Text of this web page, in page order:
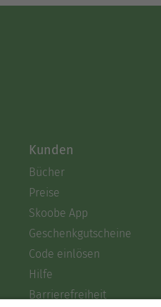
Kunden
Bücher
Preise
Skoobe App
Geschenkgutscheine
Code einlösen
Hilfe
Barrierefreiheit